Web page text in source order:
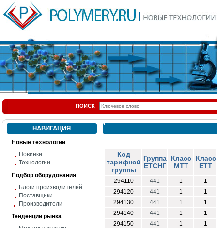
ПОИСК
НАВИГАЦИЯ
Новые технологии
Новинки
Технологии
Подбор оборудования
Блоги производителей
Поставщики
Производители
Тенденции рынка
Код
тарифной
группы
Группа
ЕТСНГ
Класс
МТТ
Класс
ЕТТ
294110 441 1
1
294120
441 1
1
294130
441 1
1
294140
441 1
1
294150
441 1
1